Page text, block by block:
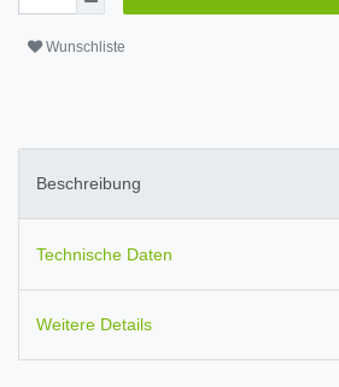
Wunschliste
Beschreibung
Technische Daten
Weitere Details